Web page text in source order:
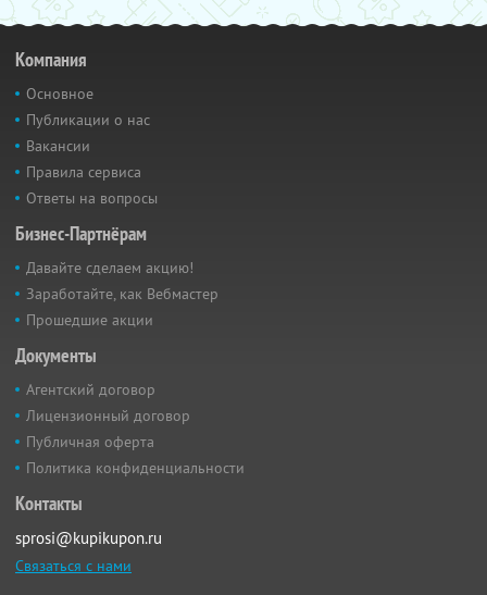
Компания
Основное
Публикации о нас
Вакансии
Правила сервиса
Ответы на вопросы
Бизнес-Партнёрам
Давайте сделаем акцию!
Заработайте, как Вебмастер
Прошедшие акции
Документы
Агентский договор
Лицензионный договор
Публичная оферта
Политика конфиденциальности
Контакты
sprosi@kupikupon.ru
Связаться с нами